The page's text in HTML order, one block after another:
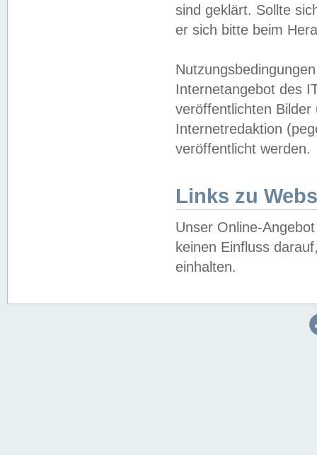
sind geklärt. Sollte
er sich bitte beim
Internetangebot des
veröffentlichten
Internetredaktion
veröffentlicht werden.
Links zu
Unser Online-
keinen Einfluss
einhalten.